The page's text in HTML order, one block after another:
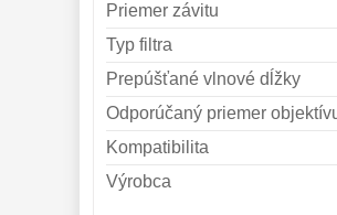
Priemer závitu
Typ filtra
Prepúšťané vlnové dĺžky
Odporúčaný priemer
Kompatibilita
Výrobca